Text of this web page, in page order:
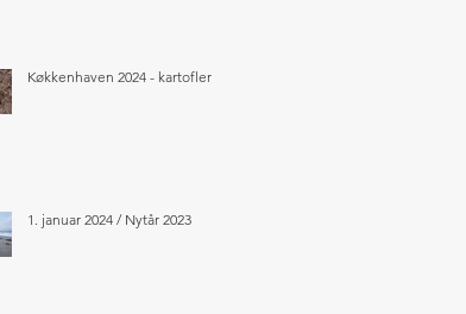
Køkkenhaven 2024 - kartofler
1. januar 2024 / Nytår 2023